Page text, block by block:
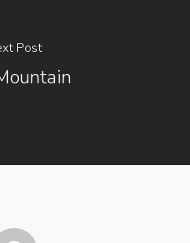
Post